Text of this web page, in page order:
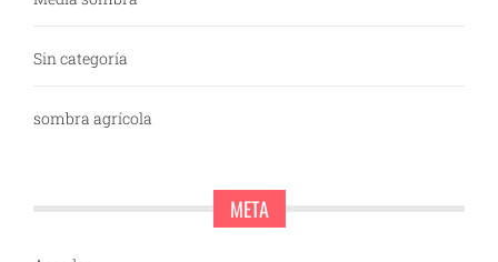
Sin categoría
sombra agrícola
META